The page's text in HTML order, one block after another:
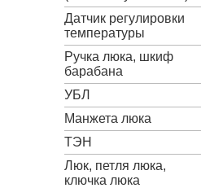
Датчик регулировки
температуры
Ручка люка, шкиф
барабана
УБЛ
Манжета люка
ТЭН
Люк, петля люка,
ключка люка